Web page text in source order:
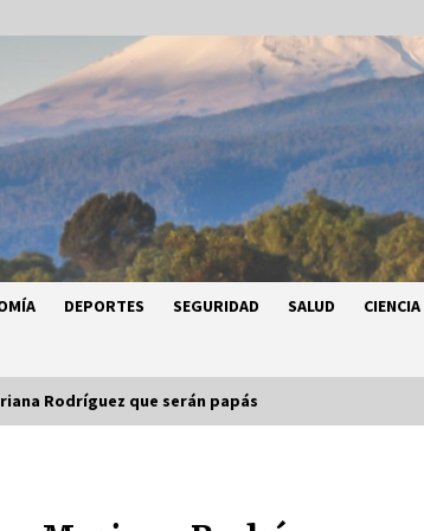
DEPORTES SEGURIDAD SALUD CIENCIA
Rodríguez que serán papás